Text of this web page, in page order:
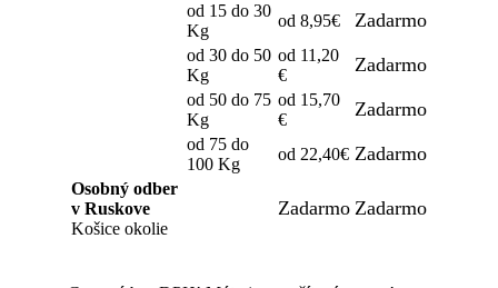
od 15 do 30
Kg
od 8,95€ Zadarmo
od 30 do 50
Kg
od 11,20
€
Zadarmo
od 50 do 75
Kg
od 15,70
€
Zadarmo
od 75 do
100 Kg
od 22,40€ Zadarmo
Osobný odber
v Ruskove
Košice okolie
Zadarmo Zadarmo